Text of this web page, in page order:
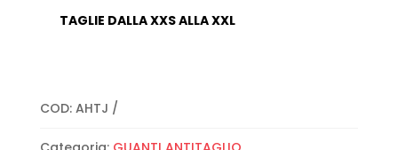
TAGLIE DALLA XXS ALLA XXL
COD: AHTJ